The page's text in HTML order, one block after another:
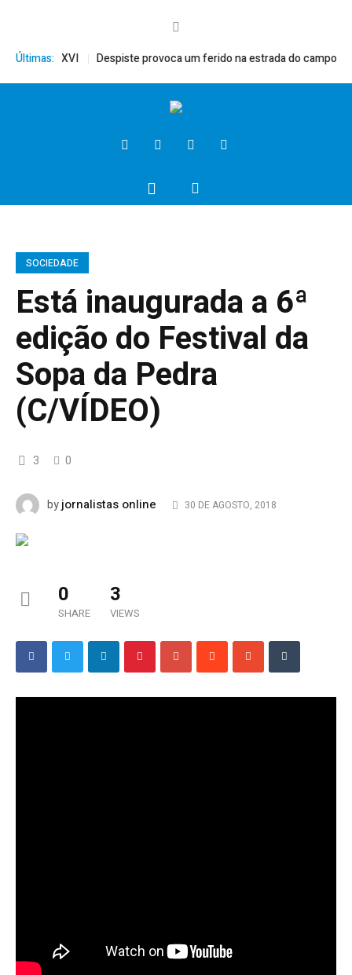
Últimas:
Bento XVI Despiste provoca um ferido na estrada do campo
SOCIEDADE
Está inaugurada a 6ª
edição do Festival da
Sopa da Pedra
(C/VÍDEO)
3 0
byjornalistas online 30 DE AGOSTO, 2018
0
SHARE
3
VIEWS